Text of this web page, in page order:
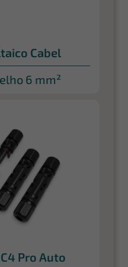
Cabel
6 mm²
Pro Auto